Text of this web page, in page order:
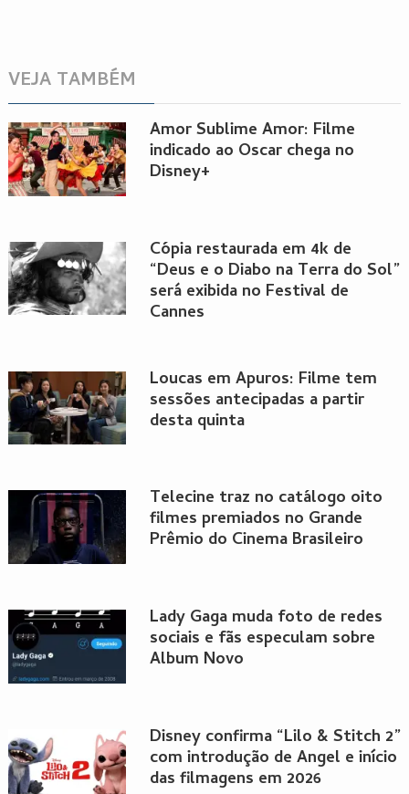
VEJA TAMBÉM
Amor Sublime Amor: Filme
indicado ao Oscar chega no
Disney+
Cópia restaurada em 4k de
“Deus e o Diabo na Terra do Sol”
será exibida no Festival de
Cannes
Loucas em Apuros: Filme tem
sessões antecipadas a partir
desta quinta
Telecine traz no catálogo oito
filmes premiados no Grande
Prêmio do Cinema Brasileiro
Lady Gaga muda foto de redes
sociais e fãs especulam sobre
Album Novo
Disney confirma “Lilo & Stitch 2”
com introdução de Angel e início
das filmagens em 2026